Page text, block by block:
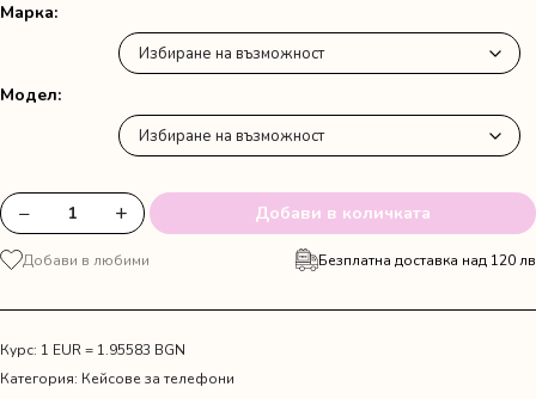
25.00 лв.
12.78 €
Марка
Модел
количество
за
Кейс
дъщеря"
− + Добави в количката
Добави в любими Безплатна доставка над 120 лв
Курс: 1 EUR = 1.95583 BGN
Категория: Кейсове за телефони